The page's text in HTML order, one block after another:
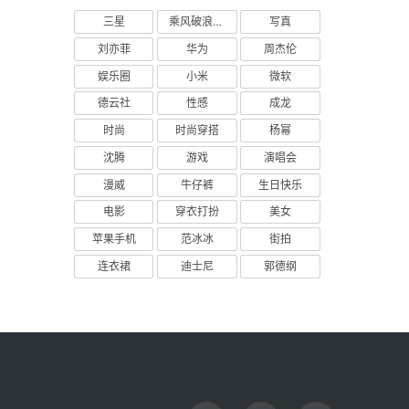
三星 乘风破浪的姐姐
写真
刘亦菲
华为
周杰伦
娱乐圈
小米
微软
德云社
性感
成龙
时尚
时尚穿搭
杨幂
沈腾
游戏
演唱会
漫威
牛仔裤
生日快乐
电影
穿衣打扮
美女
苹果手机
范冰冰
街拍
连衣裙
迪士尼 郭德纲